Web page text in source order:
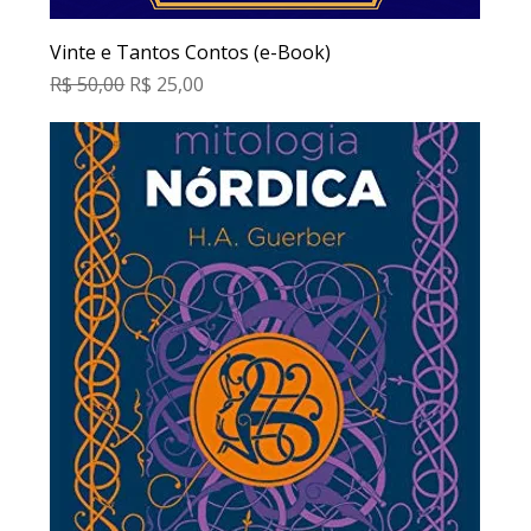
Vinte e Tantos Contos (e-Book)
Preço normal
R$ 50,00 Preço promocional
R$ 25,00